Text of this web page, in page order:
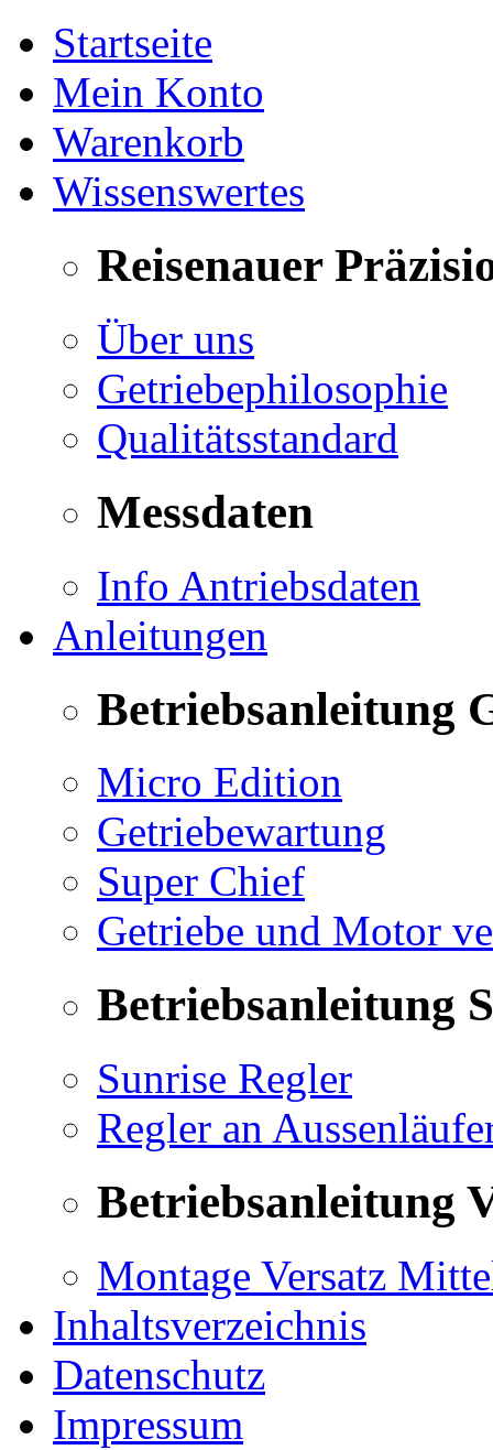
Startseite
Mein Konto
Warenkorb
Wissenswertes
Reisenauer
Über uns
Getriebephilosophie
Qualitätsstandard
Messdaten
Info Antriebsdaten
Anleitungen
Betriebsanleitung
Micro Edition
Getriebewartung
Super Chief
Getriebe und Motor
Betriebsanleitung
Sunrise Regler
Regler an
Betriebsanleitung
Montage Versatz
Inhaltsverzeichnis
Datenschutz
Impressum